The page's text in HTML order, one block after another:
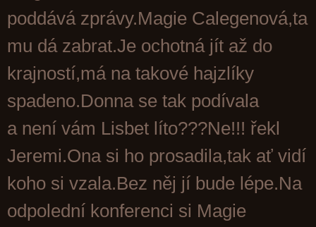
poddává zprávy.Magie Calegenová,ta
mu dá zabrat.Je ochotná jít až do
krajností,má na takové hajzlíky
spadeno.Donna se tak podívala
a není vám Lisbet líto???Ne!!! řekl
Jeremi.Ona si ho prosadila,tak ať vidí
koho si vzala.Bez něj jí bude lépe.Na
odpolední konferenci si Magie